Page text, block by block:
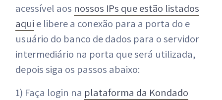
acessível aos nossos IPs que estão listados
aqui e libere a conexão para a porta do e
usuário do banco de dados para o servidor
intermediário na porta que será utilizada,
depois siga os passos abaixo:
1) Faça login na plataforma da Kondado